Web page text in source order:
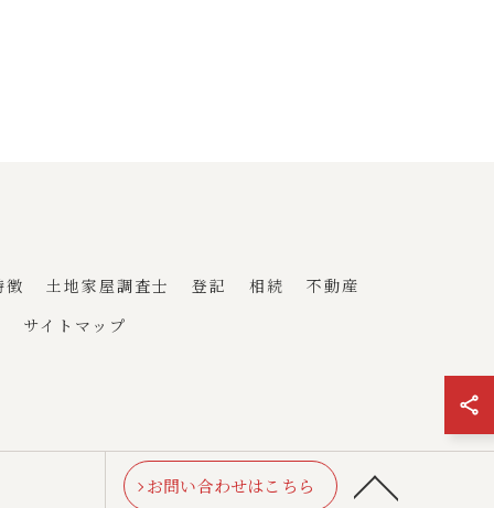
お問い合わせはこちら
徴 土地家屋調査士 登記 相続
不動産
サイトマップ